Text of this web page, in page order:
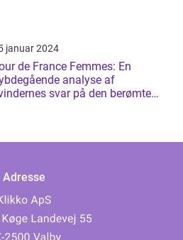
januar 2024
de France Femmes: En
analyse af
svar på den berømte
Adresse